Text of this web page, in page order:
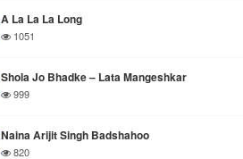
A La La La Long
1051
Shola Jo Bhadke – Lata Mangeshkar
999
Naina Arijit Singh Badshahoo
820